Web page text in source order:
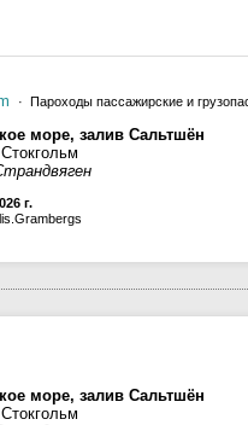
· Пароходы пассажирские и
море, залив Сальтшён
г.
море, залив Сальтшён